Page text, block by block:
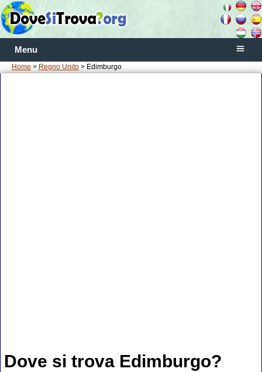
Menu
Home > Regno Unito > Edimburgo
Dove si trova Edimburgo?